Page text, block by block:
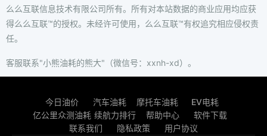
么么互联信息技术有限公司所有。所有对本站数据的商业应用均应获
得么么互联™的授权。未经许可使用，么么互联™有权追究相应侵权责
任。
客服联系"小熊油耗的熊大"（微信号：xxnh-xd）。
今日油价 汽车油耗 摩托车油耗
EV电耗
亿公里众测油耗 续航力排行 帮助中心
软件下载
联系我们
隐私政策 用户协议